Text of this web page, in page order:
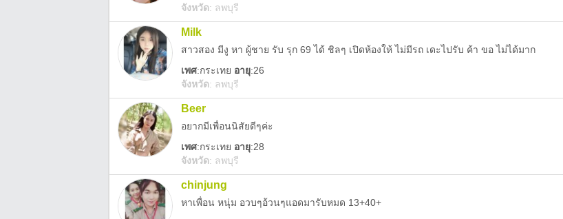
จังหวัด: ลพบุรี
Milk
สาวสอง มีงู หา ผู้ชาย รับ รุก 69 ได้ ชิลๆ เปิดห้องให้ ไม่มีรถ เดะไปรับ ค้า ขอ ไม่ได้มาก
เพศ:กระเทย อายุ:26
จังหวัด: ลพบุรี
Beer
อยากมีเพื่อนนิสัยดีๆค่ะ
เพศ:กระเทย อายุ:28
จังหวัด: ลพบุรี
chinjung
หาเพื่อน หนุ่ม อวบๆอ้วนๆแอดมารับหมด 13+40+